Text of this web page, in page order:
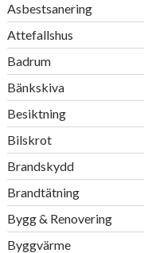
Asbestsanering
Attefallshus
Badrum
Bänkskiva
Besiktning
Bilskrot
Brandskydd
Brandtätning
Bygg & Renovering
Byggvärme